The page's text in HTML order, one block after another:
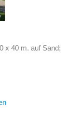
x 40 m. auf Sand;